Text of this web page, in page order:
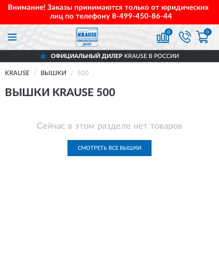
Внимание! Заказы принимаются только от юридических
лиц по телефону 8-499-450-86-44
0 0
ОФИЦИАЛЬНЫЙ ДИЛЕРKRAUSE В РОССИИ
KRAUSE ВЫШКИ 500
ВЫШКИ KRAUSE 500
Сейчас в этом разделе нет товаров
СМОТРЕТЬ ВСЕ ВЫШКИ